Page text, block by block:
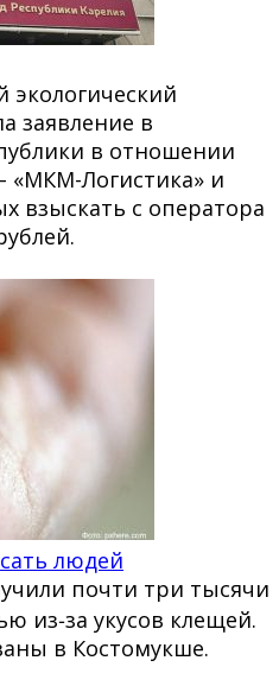
экологический
заявление в
в отношении
«МКМ-Логистика» и
взыскать с оператора
людей
почти три тысячи
из‑за укусов клещей.
в Костомукше.